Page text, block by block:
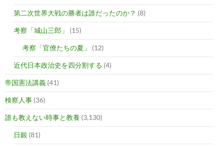
第二次世界大戦の勝者は誰だったのか？ (8)
考察「城山三郎」 (15)
考察「官僚たちの夏」 (12)
近代日本政治史を四分割する (4)
帝国憲法講義 (41)
検察人事 (36)
誰も教えない時事と教養 (3,130)
日銀 (81)